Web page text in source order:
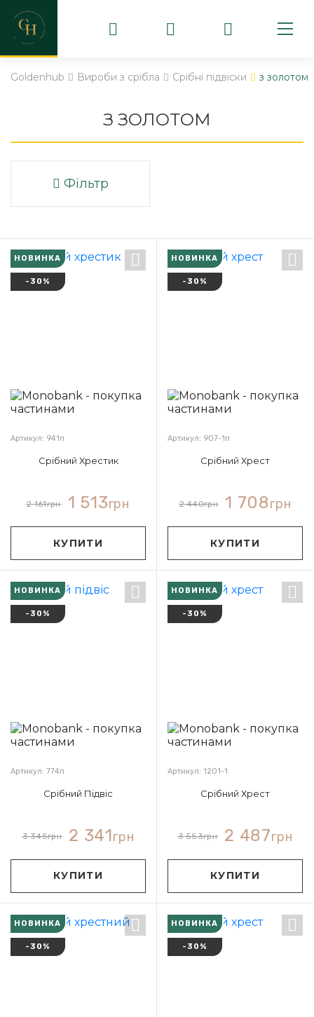
Goldenhub Вироби з срібла Срібні підвіски з золотом
З ЗОЛОТОМ
Фільтр
НОВИНКА
-30%
Артикул: 941п
Срібний Хрестик
2 161грн 1 513грн
КУПИТИ
НОВИНКА
-30%
Артикул: 907-1п
Срібний Хрест
2 440грн 1 708грн
КУПИТИ
НОВИНКА
-30%
Артикул: 774п
Срібний Підвіс
3 345грн 2 341грн
КУПИТИ
НОВИНКА
-30%
Артикул: 1201-1
Срібний Хрест
3 553грн 2 487грн
КУПИТИ
НОВИНКА
-30%
НОВИНКА
-30%